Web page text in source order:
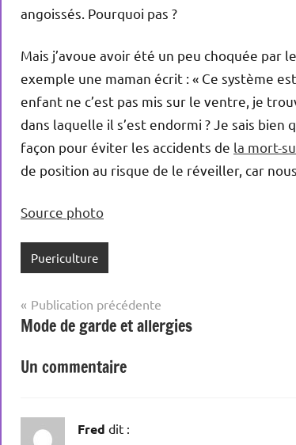
angoissés. Pourquoi pas ?
Mais j’avoue avoir été un peu choquée par
exemple une maman écrit : « Ce système
enfant ne c’est pas mis sur le ventre, je
dans laquelle il s’est endormi ? Je sais
façon pour éviter les accidents de la mort-
de position au risque de le réveiller, car
Source photo
Puericulture
Navigation
de
l’article
Publication précédente
Mode de garde et allergies
Un commentaire
Fred dit :